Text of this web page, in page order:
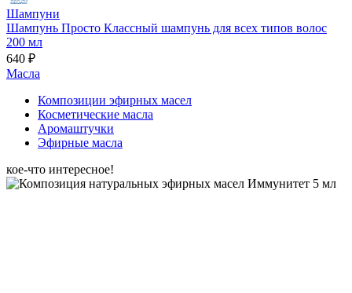
Шампуни
Шампунь Просто Классный шампунь для всех типов волос
200 мл
640 ₽
Масла
Композиции эфирных масел
Косметические масла
Аромаштучки
Эфирные масла
кое-что интересное!